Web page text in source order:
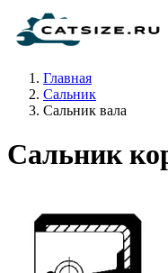
Главная
Сальник
Сальник вала
Сальник